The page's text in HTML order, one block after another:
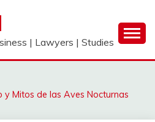
| Lawyers | Studies
y Mitos de las Aves Nocturnas